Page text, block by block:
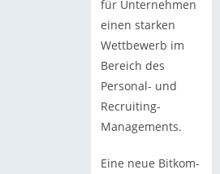
für Unternehmen
einen starken
Wettbewerb im
Bereich des
Personal- und
Recruiting-
Managements.
Eine neue Bitkom-